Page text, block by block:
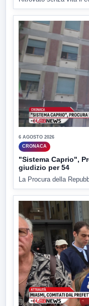
6 AGOSTO 2026
CRONACA
"Sistema Caprio",
giudizio per 54
La Procura della